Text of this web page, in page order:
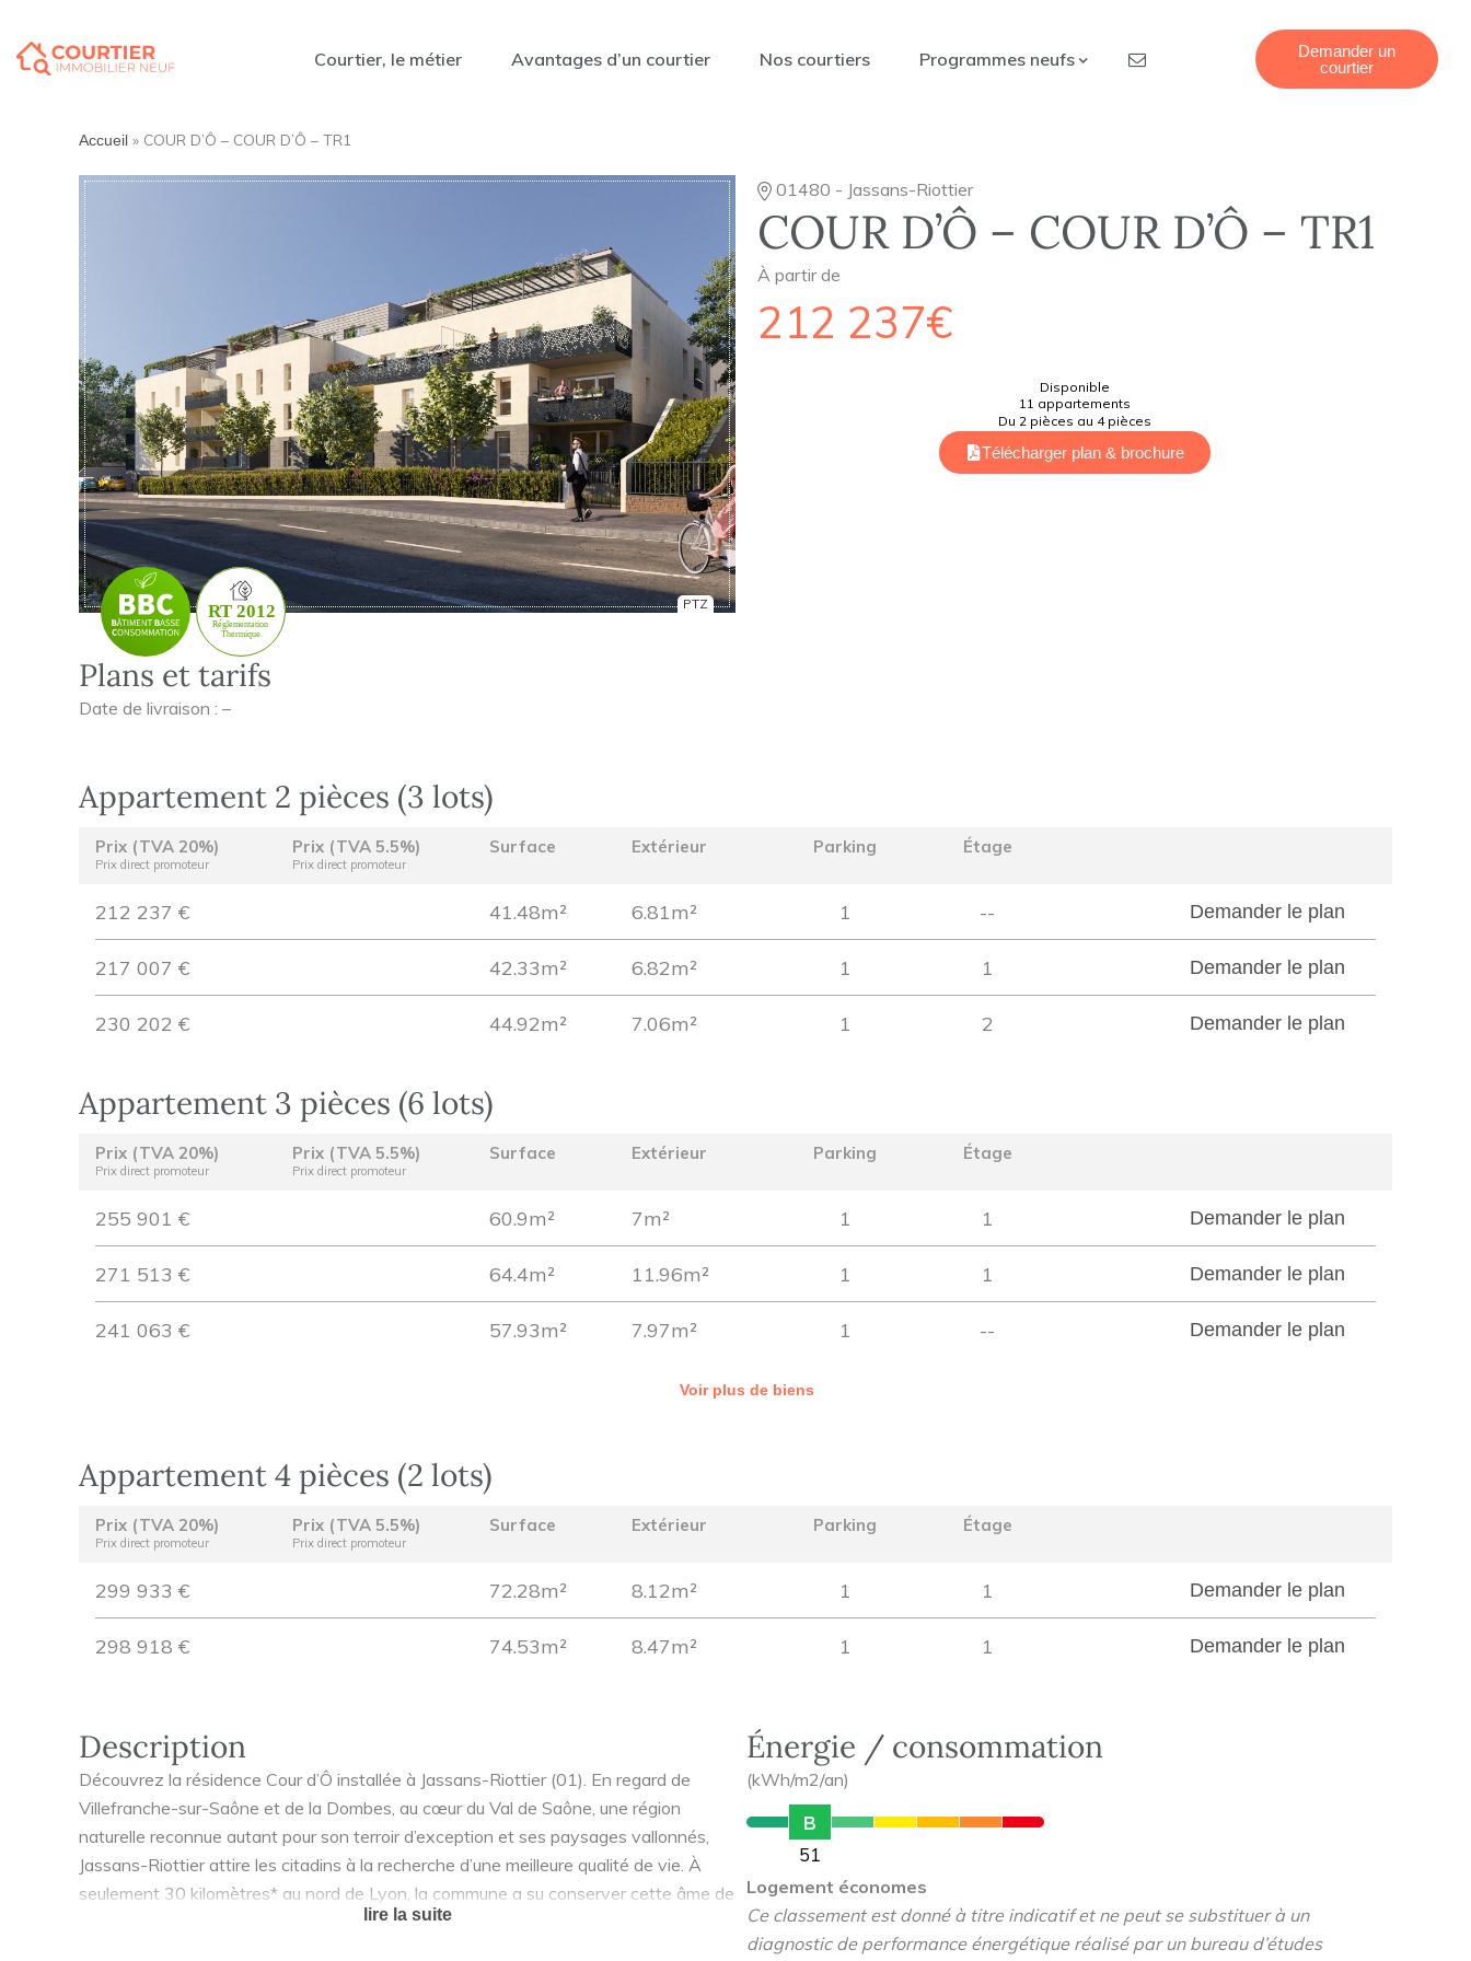
Courtier, le métier Avantages d’un courtier Nos courtiers Programmes neufs
Demander un
courtier
Accueil » COUR D’Ô – COUR D’Ô – TR1
PTZ
01480 - Jassans-Riottier
COUR D’Ô – COUR D’Ô – TR1
À partir de
212 237€
Disponible
11 appartements
Du 2 pièces au 4 pièces
Télécharger plan & brochure
Plans et tarifs
Date de livraison : –
Appartement 2 pièces (3 lots)
Prix (TVA 20%)
Prix direct promoteur
Prix (TVA 5.5%)
Prix direct promoteur
Surface Extérieur Parking Étage
212 237 € 41.48m² 6.81m² 1 -- Demander le plan
217 007 € 42.33m² 6.82m² 1 1 Demander le plan
230 202 € 44.92m² 7.06m² 1 2 Demander le plan
Appartement 3 pièces (6 lots)
Prix (TVA 20%)
Prix direct promoteur
Prix (TVA 5.5%)
Prix direct promoteur
Surface Extérieur Parking Étage
255 901 € 60.9m² 7m² 1 1 Demander le plan
271 513 € 64.4m² 11.96m² 1 1 Demander le plan
241 063 € 57.93m² 7.97m² 1 -- Demander le plan
Voir plus de biens
Appartement 4 pièces (2 lots)
Prix (TVA 20%)
Prix direct promoteur
Prix (TVA 5.5%)
Prix direct promoteur
Surface Extérieur Parking Étage
299 933 € 72.28m² 8.12m² 1 1 Demander le plan
298 918 € 74.53m² 8.47m² 1 1 Demander le plan
Description
Découvrez la résidence Cour d’Ô installée à Jassans-Riottier (01). En regard de
Villefranche-sur-Saône et de la Dombes, au cœur du Val de Saône, une région
naturelle reconnue autant pour son terroir d’exception et ses paysages vallonnés,
Jassans-Riottier attire les citadins à la recherche d’une meilleure qualité de vie. À
seulement 30 kilomètres* au nord de Lyon, la commune a su conserver cette âme de
village. Idéalement connectée par plusieurs infrastructures de transport : l'autoroute
lire la suite
Énergie / consommation
(kWh/m2/an)
B
51
Logement économes
Ce classement est donné à titre indicatif et ne peut se substituer à un
diagnostic de performance énergétique réalisé par un bureau d’études